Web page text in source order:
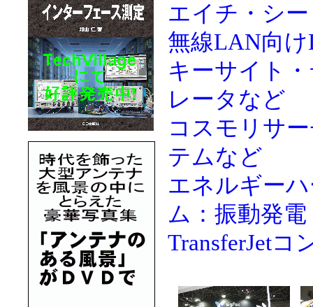
エイチ・シ
無線LAN向
キーサイト
レータなど
コスモリサ
テムなど
エネルギー
ム：振動発
TransferJetコ